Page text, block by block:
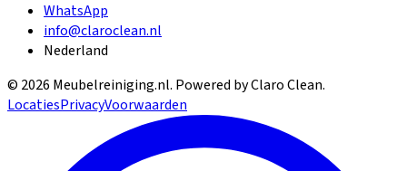
WhatsApp
info@claroclean.nl
Nederland
© 2026 Meubelreiniging.nl. Powered by Claro Clean.
LocatiesPrivacyVoorwaarden